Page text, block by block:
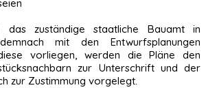
das zuständige staatliche Bauamt in
mit den Entwurfsplanungen
vorliegen, werden die Pläne den
zur Unterschrift und der
zur Zustimmung vorgelegt.